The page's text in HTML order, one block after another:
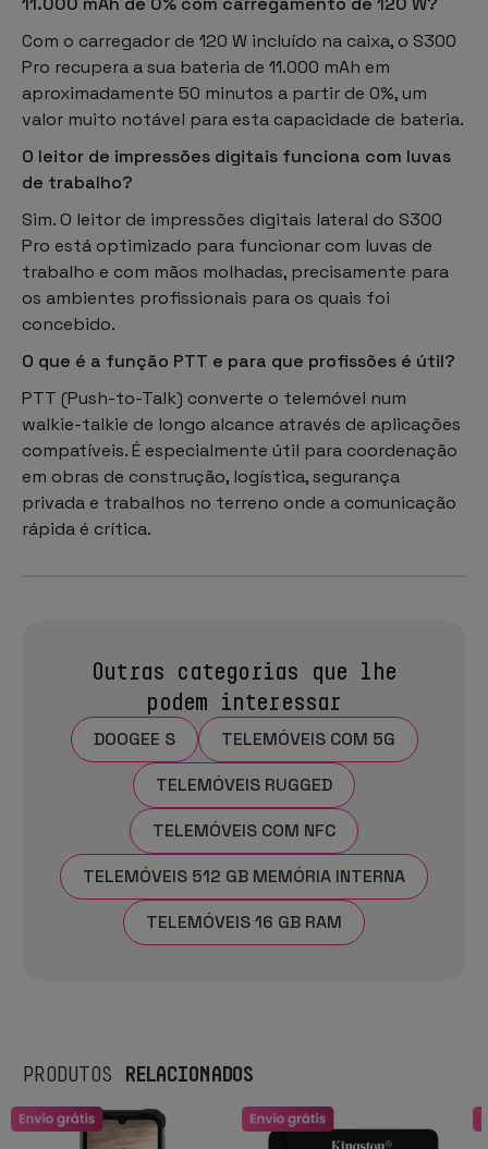
Com o carregador de 120 W incluído na caixa, o S300
Pro recupera a sua bateria de 11.000 mAh em
aproximadamente 50 minutos a partir de 0%, um
valor muito notável para esta capacidade de bateria.
O leitor de impressões digitais funciona com luvas
de trabalho?
Sim. O leitor de impressões digitais lateral do S300
Pro está optimizado para funcionar com luvas de
trabalho e com mãos molhadas, precisamente para
os ambientes profissionais para os quais foi
concebido.
O que é a função PTT e para que profissões é útil?
PTT (Push-to-Talk) converte o telemóvel num
walkie-talkie de longo alcance através de aplicações
compatíveis. É especialmente útil para coordenação
em obras de construção, logística, segurança
privada e trabalhos no terreno onde a comunicação
rápida é crítica.
Outras categorias que lhe
podem interessar
DOOGEE S
TELEMÓVEIS COM 5G
TELEMÓVEIS RUGGED
TELEMÓVEIS COM NFC
TELEMÓVEIS 512 GB MEMÓRIA INTERNA
TELEMÓVEIS 16 GB RAM
PRODUTOS RELACIONADOS